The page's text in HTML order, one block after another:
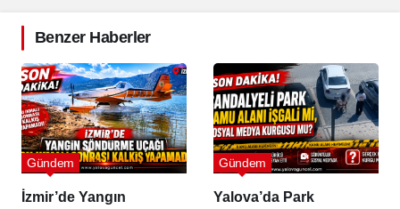
Benzer Haberler
İzmir’de Yangın
Gündem
Yalova’da Park
Gündem